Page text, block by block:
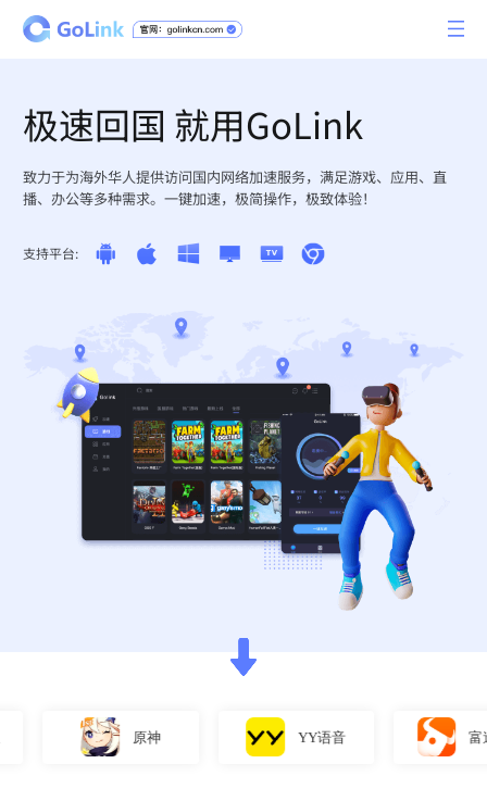
极速回国 就用GoLink
致力于为海外华人提供访问国内网络加速服务，满足游戏、应用、直
播、办公等多种需求。一键加速，极简操作，极致体验！
支持平台:
原神 YY语音 富途牛